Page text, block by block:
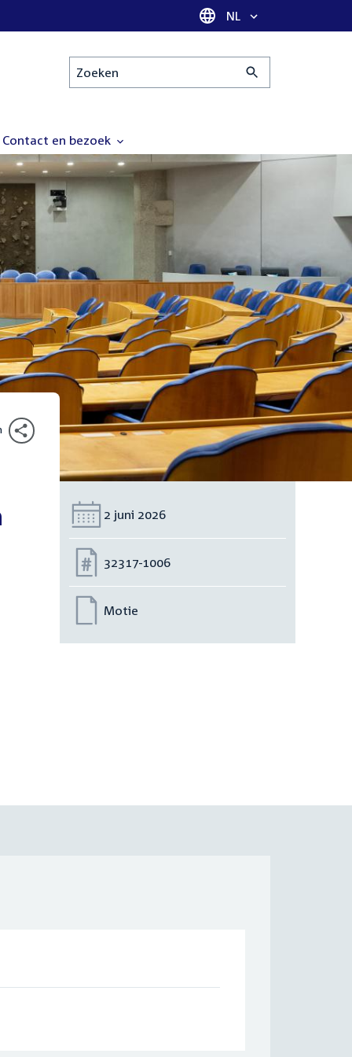
Taal selectie
NL
Zoeken
Contact en bezoek
Datum:
2 juni 2026
Nummer:
32317-1006
Motie